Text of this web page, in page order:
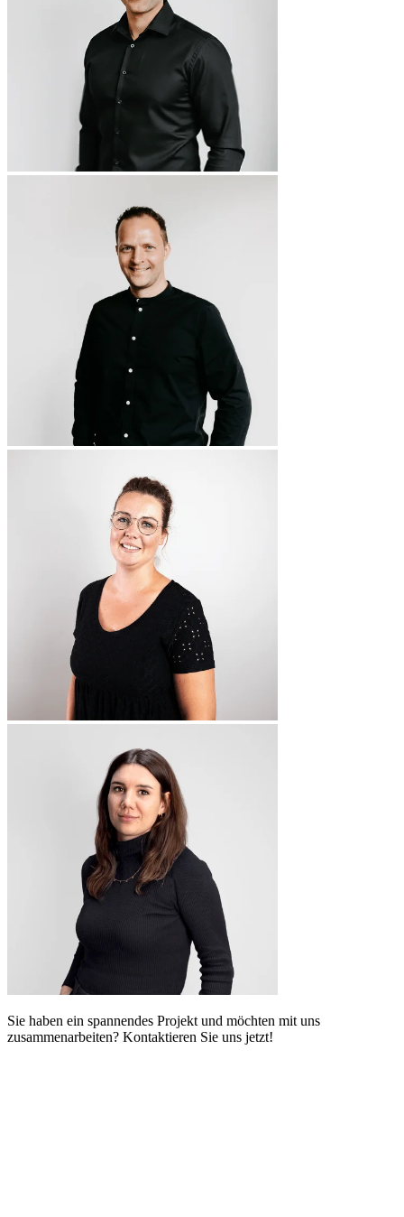
Sie haben ein spannendes Projekt und möchten mit uns
zusammenarbeiten? Kontaktieren Sie uns jetzt!